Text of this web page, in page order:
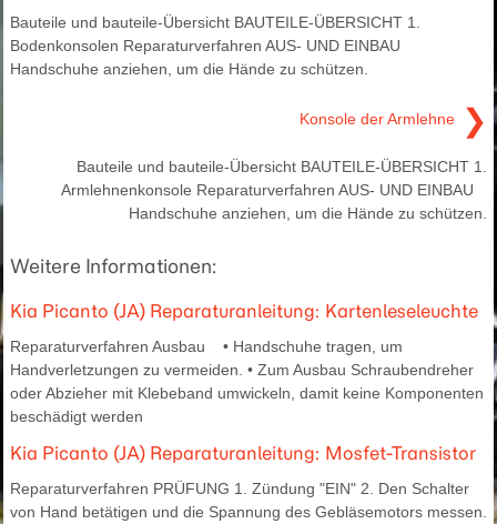
Bauteile und bauteile-Übersicht BAUTEILE-ÜBERSICHT 1.
Bodenkonsolen Reparaturverfahren AUS- UND EINBAU
Handschuhe anziehen, um die Hände zu schützen.
Konsole der Armlehne ❯
Bauteile und bauteile-Übersicht BAUTEILE-ÜBERSICHT 1.
Armlehnenkonsole Reparaturverfahren AUS- UND EINBAU
Handschuhe anziehen, um die Hände zu schützen.
Weitere Informationen:
Kia Picanto (JA) Reparaturanleitung: Kartenleseleuchte
Reparaturverfahren Ausbau • Handschuhe tragen, um
Handverletzungen zu vermeiden. • Zum Ausbau Schraubendreher
oder Abzieher mit Klebeband umwickeln, damit keine Komponenten
beschädigt werden
Kia Picanto (JA) Reparaturanleitung: Mosfet-Transistor
Reparaturverfahren PRÜFUNG 1. Zündung "EIN" 2. Den Schalter
von Hand betätigen und die Spannung des Gebläsemotors messen.